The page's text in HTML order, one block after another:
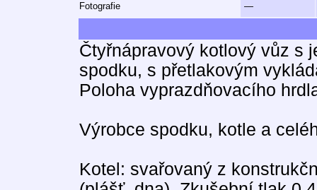
Fotografie
—
Čtyřnápravový kotlový vůz s
spodku, s přetlakovým
Poloha vyprazdňovacího
Výrobce spodku, kotle a
Kotel: svařovaný z